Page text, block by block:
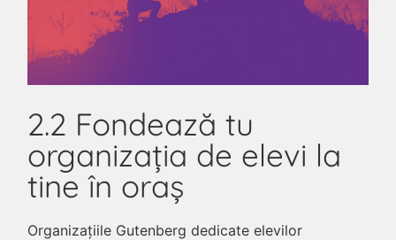
2.2 Fondează tu
organizația de elevi la
tine în oraș
Organizațiile Gutenberg dedicate elevilor